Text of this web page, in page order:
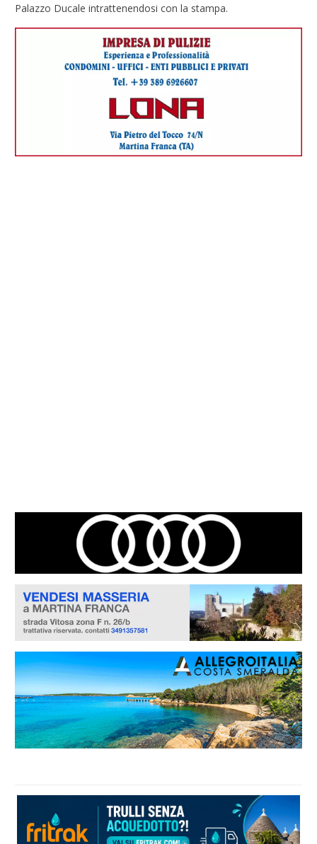
Palazzo Ducale intrattenendosi con la stampa.